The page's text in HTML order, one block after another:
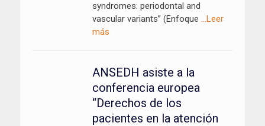
syndromes: periodontal and
vascular variants” (Enfoque …Leer
más
ANSEDH asiste a la
conferencia europea
“Derechos de los
pacientes en la atención